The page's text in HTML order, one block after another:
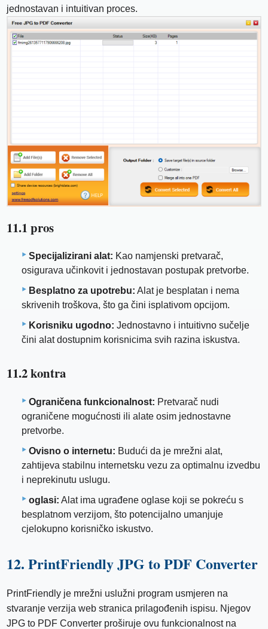
jednostavan i intuitivan proces.
11.1 pros
Specijalizirani alat: Kao namjenski pretvarač,
osigurava učinkovit i jednostavan postupak pretvorbe.
Besplatno za upotrebu: Alat je besplatan i nema
skrivenih troškova, što ga čini isplativom opcijom.
Korisniku ugodno: Jednostavno i intuitivno sučelje
čini alat dostupnim korisnicima svih razina iskustva.
11.2 kontra
Ograničena funkcionalnost: Pretvarač nudi
ograničene mogućnosti ili alate osim jednostavne
pretvorbe.
Ovisno o internetu: Budući da je mrežni alat,
zahtijeva stabilnu internetsku vezu za optimalnu izvedbu
i neprekinutu uslugu.
oglasi: Alat ima ugrađene oglase koji se pokreću s
besplatnom verzijom, što potencijalno umanjuje
cjelokupno korisničko iskustvo.
12. PrintFriendly JPG to PDF Converter
PrintFriendly je mrežni uslužni program usmjeren na
stvaranje verzija web stranica prilagođenih ispisu. Njegov
JPG to PDF Converter proširuje ovu funkcionalnost na